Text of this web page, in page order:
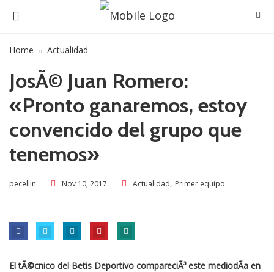
Home Actualidad
JosÃ© Juan Romero:
«Pronto ganaremos, estoy
convencido del grupo que
tenemos»
pecellin Nov 10, 2017 Actualidad, Primer equipo
El tÃ©cnico del Betis Deportivo compareciÃ³ este mediodÃ­a en